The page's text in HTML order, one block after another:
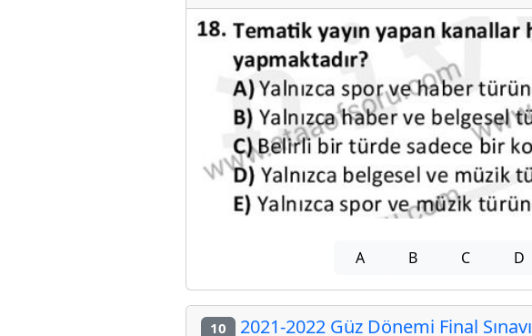
A B C D
10 2021-2022 Güz Dönemi Final Sınavı